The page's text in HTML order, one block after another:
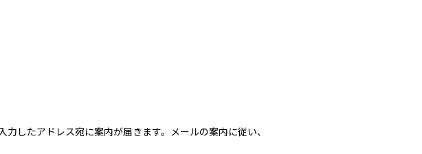
したアドレス宛に案内が届きます。メールの案内に従い、